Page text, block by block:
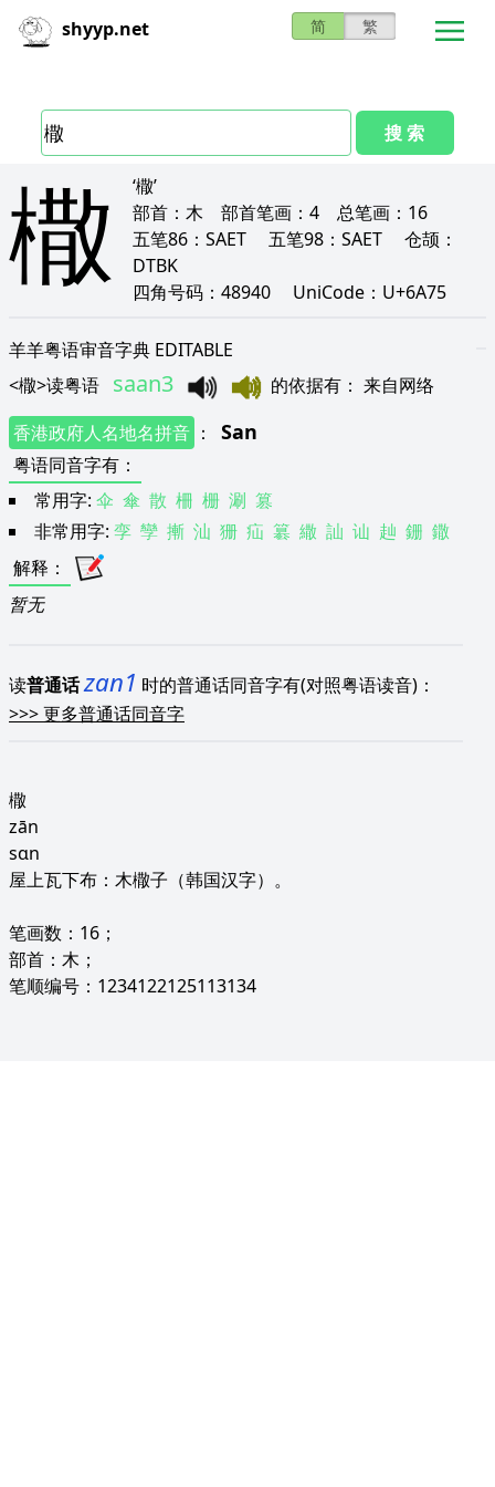
shyyp.net 简 繁
搜 索
橵
‘橵’
部首： 木 部首笔画： 4 总笔画： 16
五笔86： SAET 五笔98： SAET 仓颉：
DTBK
四角号码： 48940 UniCode： U+6A75
羊羊粤语审音字典 EDITABLE
<橵>读粤语 saan3 的依据有 ： 来自网络
香港政府人名地名拼音 ： San
粤语同音字有 ：
常用字: 伞 傘 散 柵 栅 涮 篡
非常用字: 孪 孿 摲 汕 狦 疝 簒 繖 訕 讪 赸 銏 鏾
解释 ：
暂无
读普通话zan1 时的普通话同音字有(对照粤语读音)：
>>>更多普通话同音字
橵
zān
sɑn
屋上瓦下布：木橵子（韩国汉字）。
笔画数：16；
部首：木；
笔顺编号：1234122125113134